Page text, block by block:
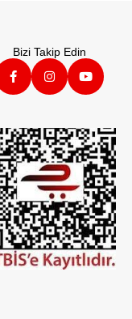
Bizi Takip Edin